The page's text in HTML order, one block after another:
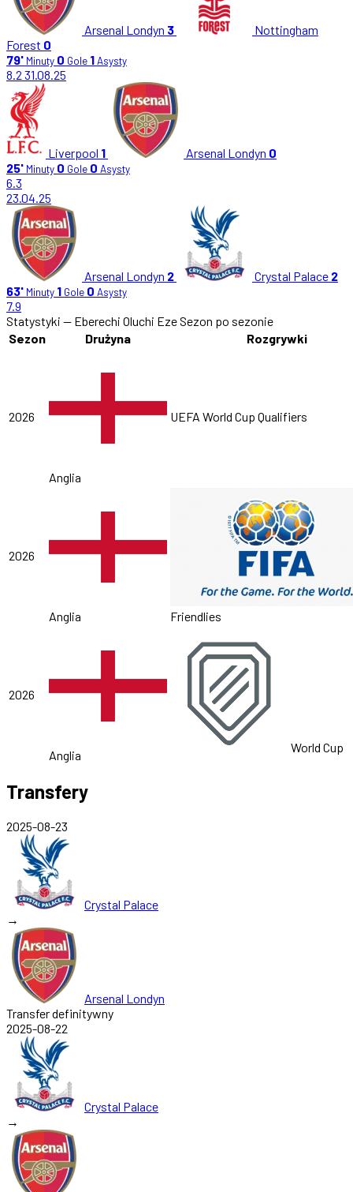
Arsenal Londyn 3
Nottingham
Forest 0
79' Minuty 0 Gole 1Asysty
8.2 31.08.25
Liverpool 1 Arsenal Londyn 0
25' Minuty 0 Gole 0 Asysty
6.3
23.04.25
Arsenal Londyn 2 Crystal Palace 2
63' Minuty 1 Gole 0 Asysty
7.9
Statystyki — Eberechi Oluchi EzeSezon po sezonie
Sezon
Drużyna Rozgrywki
2026
Anglia
UEFA World Cup Qualifiers
2026
Anglia Friendlies
2026
Anglia
World Cup
Transfery
2025-08-23
Crystal Palace
→
Arsenal Londyn
Transfer definitywny
2025-08-22
Crystal Palace
→